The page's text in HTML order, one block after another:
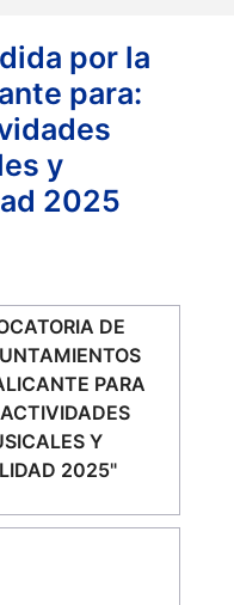
por la
para:
y
2025
DE
PARA
Y
2025"